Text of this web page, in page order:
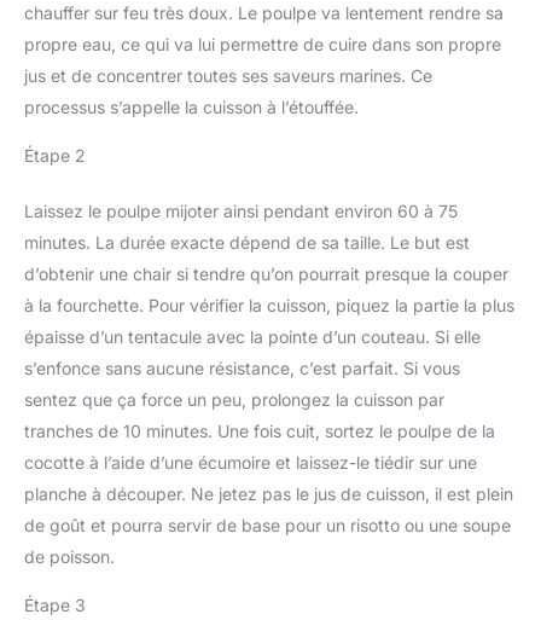
chauffer sur feu très doux. Le poulpe va lentement rendre sa
propre eau, ce qui va lui permettre de cuire dans son propre
jus et de concentrer toutes ses saveurs marines. Ce
processus s’appelle la cuisson à l’étouffée.
Étape 2
Laissez le poulpe mijoter ainsi pendant environ 60 à 75
minutes. La durée exacte dépend de sa taille. Le but est
d’obtenir une chair si tendre qu’on pourrait presque la couper
à la fourchette. Pour vérifier la cuisson, piquez la partie la plus
épaisse d’un tentacule avec la pointe d’un couteau. Si elle
s’enfonce sans aucune résistance, c’est parfait. Si vous
sentez que ça force un peu, prolongez la cuisson par
tranches de 10 minutes. Une fois cuit, sortez le poulpe de la
cocotte à l’aide d’une écumoire et laissez-le tiédir sur une
planche à découper. Ne jetez pas le jus de cuisson, il est plein
de goût et pourra servir de base pour un risotto ou une soupe
de poisson.
Étape 3